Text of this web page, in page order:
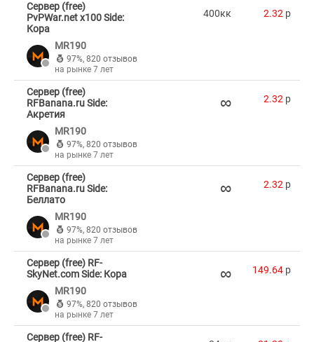
Сервер (free)
PvPWar.net x100 Side:
Кора
MR190
97%, 820 отзывов
на рынке 7 лет
400кк 2.32 p
Сервер (free)
RFBanana.ru Side:
Акретия
MR190
97%, 820 отзывов
на рынке 7 лет
∞ 2.32 p
Сервер (free)
RFBanana.ru Side:
Беллато
MR190
97%, 820 отзывов
на рынке 7 лет
∞ 2.32 p
Сервер (free) RF-
SkyNet.com Side: Кора
MR190
97%, 820 отзывов
на рынке 7 лет
∞ 149.64 p
Сервер (free) RF-